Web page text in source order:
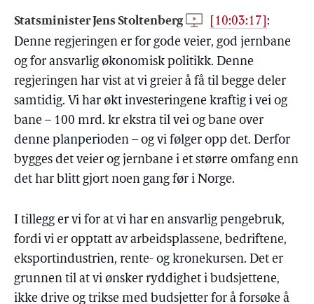
Statsminister Jens Stoltenberg [10:03:17] :
Denne regjeringen er for gode veier, god jernbane
og for ansvarlig økonomisk politikk. Denne
regjeringen har vist at vi greier å få til begge deler
samtidig. Vi har økt investeringene kraftig i vei og
bane – 100 mrd. kr ekstra til vei og bane over
denne planperioden – og vi følger opp det. Derfor
bygges det veier og jernbane i et større omfang enn
det har blitt gjort noen gang før i Norge.
I tillegg er vi for at vi har en ansvarlig pengebruk,
fordi vi er opptatt av arbeidsplassene, bedriftene,
eksportindustrien, rente- og kronekursen. Det er
grunnen til at vi ønsker ryddighet i budsjettene,
ikke drive og trikse med budsjetter for å forsøke å